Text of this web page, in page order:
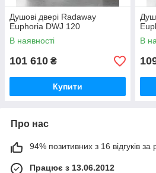
Душові двері Radaway
Euphoria DWJ 120
В наявності
101 610 ₴
Купити
В
Про нас
94% позитивних з 16 відгуків за
Працює з 13.06.2012